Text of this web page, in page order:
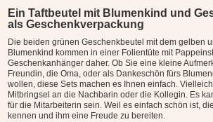
Ein Taftbeutel mit Blumenkind und
als Geschenkverpackung
Die beiden grünen Geschenkbeutel mit dem gelben
Blumenkind kommen in einer Folientüte mit
Geschenkanhänger daher. Ob Sie eine kleine
Freundin, die Oma, oder als Dankeschön fürs
wollen, diese Sets machen es Ihnen einfach.
Mitbringsel an die Nachbarin oder die Kollegin. Es
für die Mitarbeiterin sein. Weil es einfach schön ist,
kennen und ihm eine Freude zu bereiten.